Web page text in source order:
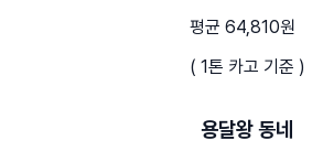
평균 64,810원
( 1톤 카고 기준 )
용달왕 동네